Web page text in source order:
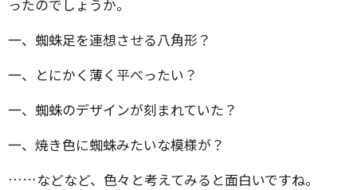
ったのでしょうか。
一、蜘蛛足を連想させる八角形？
一、とにかく薄く平べったい？
一、蜘蛛のデザインが刻まれていた？
一、焼き色に蜘蛛みたいな模様が？
……などなど、色々と考えてみると面白いですね。